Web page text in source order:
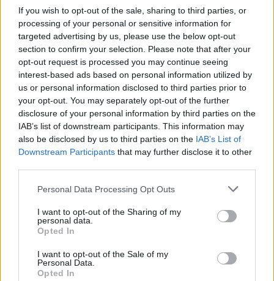
If you wish to opt-out of the sale, sharing to third parties, or
processing of your personal or sensitive information for
targeted advertising by us, please use the below opt-out
section to confirm your selection. Please note that after your
opt-out request is processed you may continue seeing
interest-based ads based on personal information utilized by
us or personal information disclosed to third parties prior to
your opt-out. You may separately opt-out of the further
disclosure of your personal information by third parties on the
IAB’s list of downstream participants. This information may
also be disclosed by us to third parties on the IAB’s List of
Downstream Participants that may further disclose it to other
Please note that this website/app uses one or more Google
not limited to your visit or usage behaviour. You may click to
grant or deny consent to Google and its third-party tags to
use your data for below specified purposes in below Google
consent section.
Personal Data Processing Opt Outs
I want to opt-out of the Sharing of my
personal data.
Opted In
I want to opt-out of the Sale of my
Personal Data.
Opted In
Országos hírek
Túlfogyasztás napja - július 30-ra
felhasználta az emberiség a Föld egész
évre elegendő erőforrásait
Open Orfű: mozgás, zene, közösség
E-mail cím